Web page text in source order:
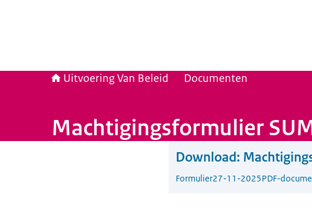
Uitvoering Van Beleid Documenten
Machtigingsformulier
Download:
Formulier27-11-2025PDF-